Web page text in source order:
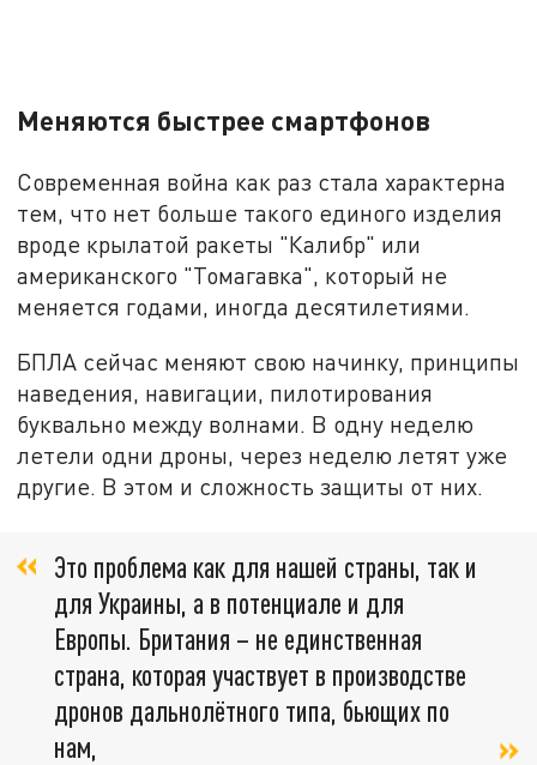
Меняются быстрее смартфонов
Современная война как раз стала характерна
тем, что нет больше такого единого изделия
вроде крылатой ракеты "Калибр" или
американского "Томагавка", который не
меняется годами, иногда десятилетиями.
БПЛА сейчас меняют свою начинку, принципы
наведения, навигации, пилотирования
буквально между волнами. В одну неделю
летели одни дроны, через неделю летят уже
другие. В этом и сложность защиты от них.
Это проблема как для нашей страны, так и
для Украины, а в потенциале и для
Европы. Британия – не единственная
страна, которая участвует в производстве
дронов дальнолётного типа, бьющих по
нам,